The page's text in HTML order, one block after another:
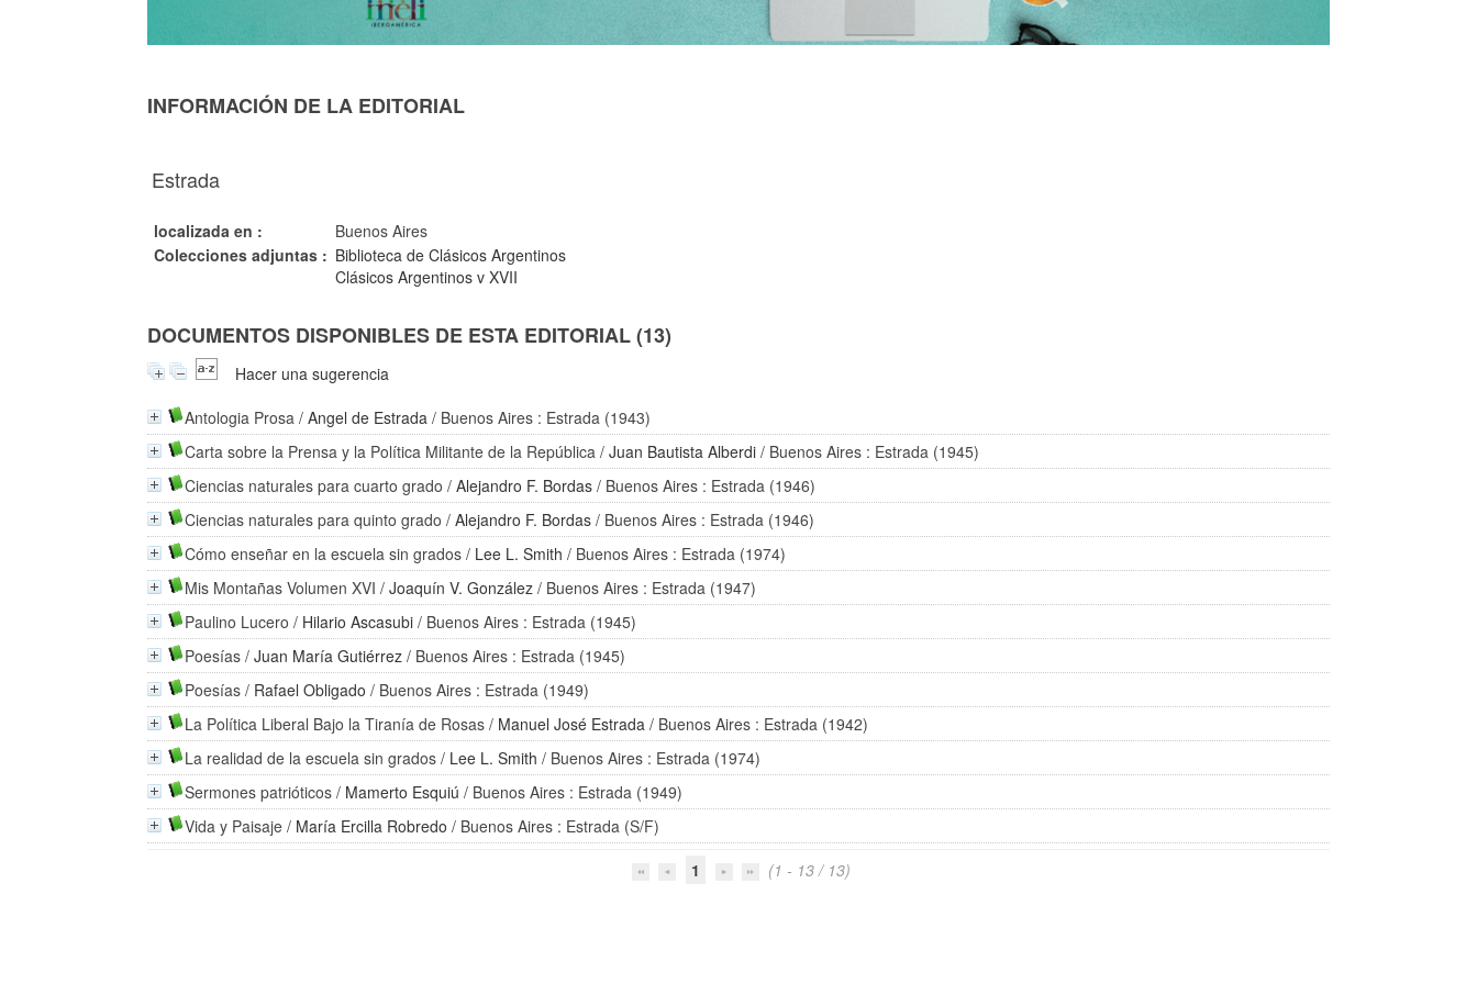
INFORMACIÓN DE LA EDITORIAL
Estrada
localizada en :
Buenos Aires
Colecciones adjuntas : Biblioteca de Clásicos Argentinos
Clásicos Argentinos v XVII
DOCUMENTOS DISPONIBLES DE ESTA EDITORIAL (13)
Hacer una sugerencia
Antologia Prosa /Angel de Estrada / Buenos Aires : Estrada (1943)
Carta sobre la Prensa y la Política Militante de la República /Juan Bautista Alberdi / Buenos Aires : Estrada (1945)
Ciencias naturales para cuarto grado /Alejandro F. Bordas / Buenos Aires : Estrada (1946)
Ciencias naturales para quinto grado /Alejandro F. Bordas / Buenos Aires : Estrada (1946)
Cómo enseñar en la escuela sin grados / Lee L. Smith / Buenos Aires : Estrada (1974)
Mis Montañas Volumen XVI /Joaquín V. González / Buenos Aires : Estrada (1947)
Paulino Lucero / Hilario Ascasubi / Buenos Aires : Estrada (1945)
Poesías /Juan María Gutiérrez / Buenos Aires : Estrada (1945)
Poesías / Rafael Obligado / Buenos Aires : Estrada (1949)
La Política Liberal Bajo la Tiranía de Rosas / Manuel José Estrada / Buenos Aires : Estrada (1942)
La realidad de la escuela sin grados / Lee L. Smith / Buenos Aires : Estrada (1974)
Sermones patrióticos / Mamerto Esquiú / Buenos Aires : Estrada (1949)
Vida y Paisaje / María Ercilla Robredo / Buenos Aires : Estrada (S/F)
1
(1 - 13 / 13)